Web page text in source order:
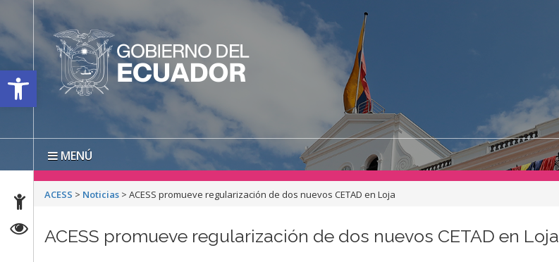
Open toolbar
MENÚ
ACESS > Noticias >ACESS promueve regularización de dos nuevos CETAD en Loja
ACESS promueve regularización de dos nuevos CETAD en Loja